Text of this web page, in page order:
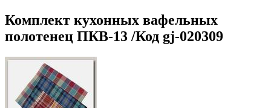
Комплект кухонных вафельных
полотенец ПКВ-13 /Код gj-020309